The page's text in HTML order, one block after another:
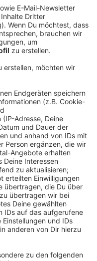
fünf
oder
er sich auch dem
für". Dabei wird
dem Gast
zu denen er
Keine
-
- das ist „Fünf